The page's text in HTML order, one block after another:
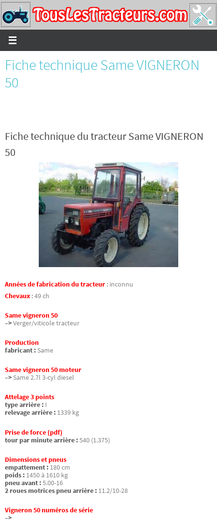
Passer
vers
le
contenu
Fiche technique Same VIGNERON
50
Fiche technique du tracteur Same VIGNERON
50
Années de fabrication du tracteur : inconnu
Chevaux :49 ch
Same vigneron 50
–>Verger/viticole tracteur
Production
fabricant : Same
Same vigneron 50 moteur
–> Same 2.7l 3-cyl diesel
Attelage 3 points
type arrière : I
relevage arrière : 1339 kg
Prise de force (pdf)
tour par minute arrière :540 (1.375)
Dimensions et pneus
empattement : 180 cm
poids : 1450 à 1610 kg
pneu avant :5.00-16
2 roues motrices pneu arrière : 11.2/10-28
Vigneron 50 numéros de série
–>